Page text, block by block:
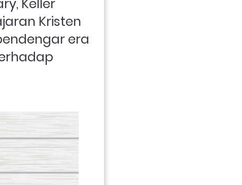
Keller
Kristen
era